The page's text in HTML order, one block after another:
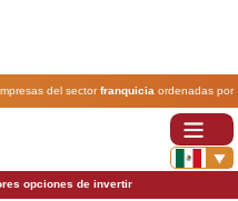
del sectorfranquicia ordenadas por
las más rentables, baratas y
opciones de invertir